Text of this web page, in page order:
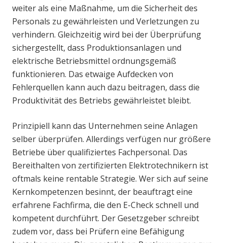
weiter als eine Maßnahme, um die Sicherheit des
Personals zu gewährleisten und Verletzungen zu
verhindern. Gleichzeitig wird bei der Überprüfung
sichergestellt, dass Produktionsanlagen und
elektrische Betriebsmittel ordnungsgemäß
funktionieren. Das etwaige Aufdecken von
Fehlerquellen kann auch dazu beitragen, dass die
Produktivität des Betriebs gewährleistet bleibt.
Prinzipiell kann das Unternehmen seine Anlagen
selber überprüfen. Allerdings verfügen nur größere
Betriebe über qualifiziertes Fachpersonal. Das
Bereithalten von zertifizierten Elektrotechnikern ist
oftmals keine rentable Strategie. Wer sich auf seine
Kernkompetenzen besinnt, der beauftragt eine
erfahrene Fachfirma, die den E-Check schnell und
kompetent durchführt. Der Gesetzgeber schreibt
zudem vor, dass bei Prüfern eine Befähigung